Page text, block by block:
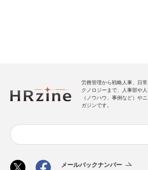
労務管理から戦略人事、日
クノロジーまで、人事部や
（ノウハウ、事例など）や
ガジンです。
メールバックナンバー